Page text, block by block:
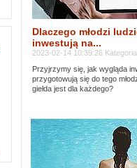
Dlaczego młodzi
inwestują na...
2023-02-14 10:39:26
Przyjrzymy się, jak wygląda
przygotowują się do tego
giełda jest dla każdego?